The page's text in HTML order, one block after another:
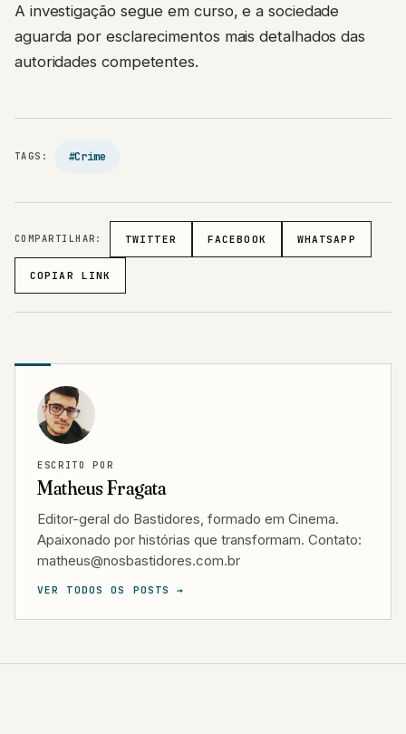
A investigação segue em curso, e a sociedade
aguarda por esclarecimentos mais detalhados das
autoridades competentes.
TAGS: #Crime
COMPARTILHAR: TWITTER FACEBOOK WHATSAPP
COPIAR LINK
ESCRITO POR
Matheus Fragata
Editor-geral do Bastidores, formado em Cinema.
Apaixonado por histórias que transformam. Contato:
matheus@nosbastidores.com.br
VER TODOS OS POSTS →